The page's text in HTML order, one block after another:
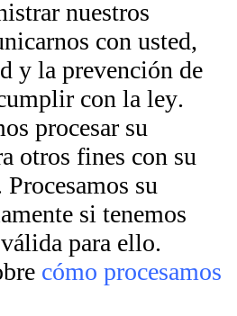
nuestros
con usted,
y la prevención de
con la ley.
procesar su
otros fines con su
su
si tenemos
para ello.
cómo procesamos